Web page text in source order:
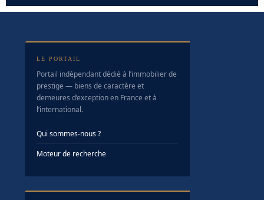
LE PORTAIL
Portail indépendant dédié à l’immobilier de
prestige — biens de caractère et
demeures d’exception en France et à
l’international.
Qui sommes-nous ?
Moteur de recherche